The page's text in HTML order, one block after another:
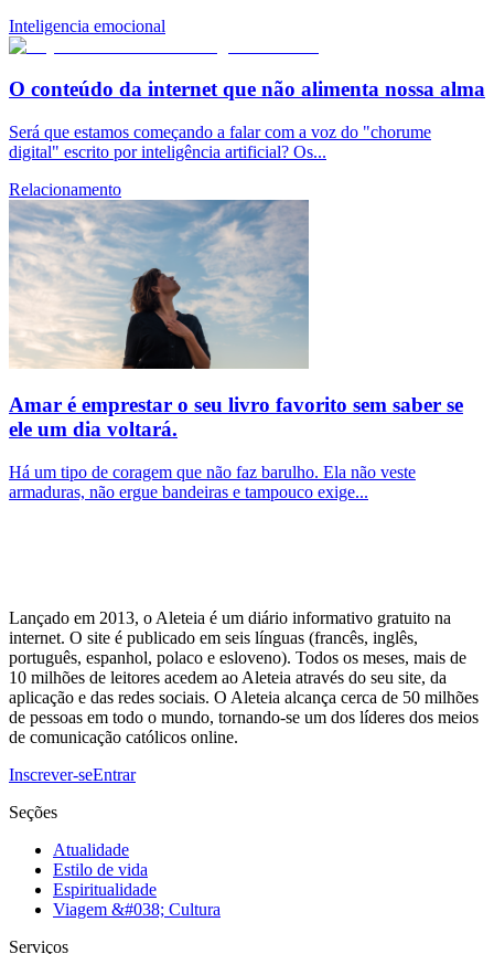
Inteligencia emocional
O conteúdo da internet que não alimenta nossa alma
Será que estamos começando a falar com a voz do "chorume
digital" escrito por inteligência artificial? Os...
Relacionamento
Amar é emprestar o seu livro favorito sem saber se
ele um dia voltará.
Há um tipo de coragem que não faz barulho. Ela não veste
armaduras, não ergue bandeiras e tampouco exige...
Lançado em 2013, o Aleteia é um diário informativo gratuito na
internet. O site é publicado em seis línguas (francês, inglês,
português, espanhol, polaco e esloveno). Todos os meses, mais de
10 milhões de leitores acedem ao Aleteia através do seu site, da
aplicação e das redes sociais. O Aleteia alcança cerca de 50 milhões
de pessoas em todo o mundo, tornando-se um dos líderes dos meios
de comunicação católicos online.
Inscrever-seEntrar
Seções
Atualidade
Estilo de vida
Espiritualidade
Viagem &#038; Cultura
Serviços